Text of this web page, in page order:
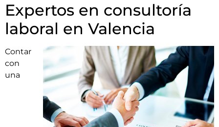
Expertos en consultoría
laboral en Valencia
Contar
con
una